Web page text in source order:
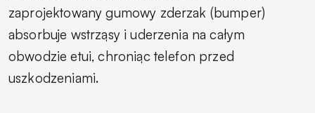
zaprojektowany gumowy zderzak (bumper)
absorbuje wstrząsy i uderzenia na całym
obwodzie etui, chroniąc telefon przed
uszkodzeniami.